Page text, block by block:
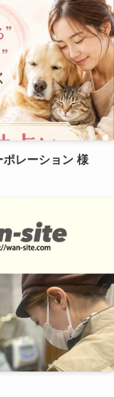
ポレーション 様